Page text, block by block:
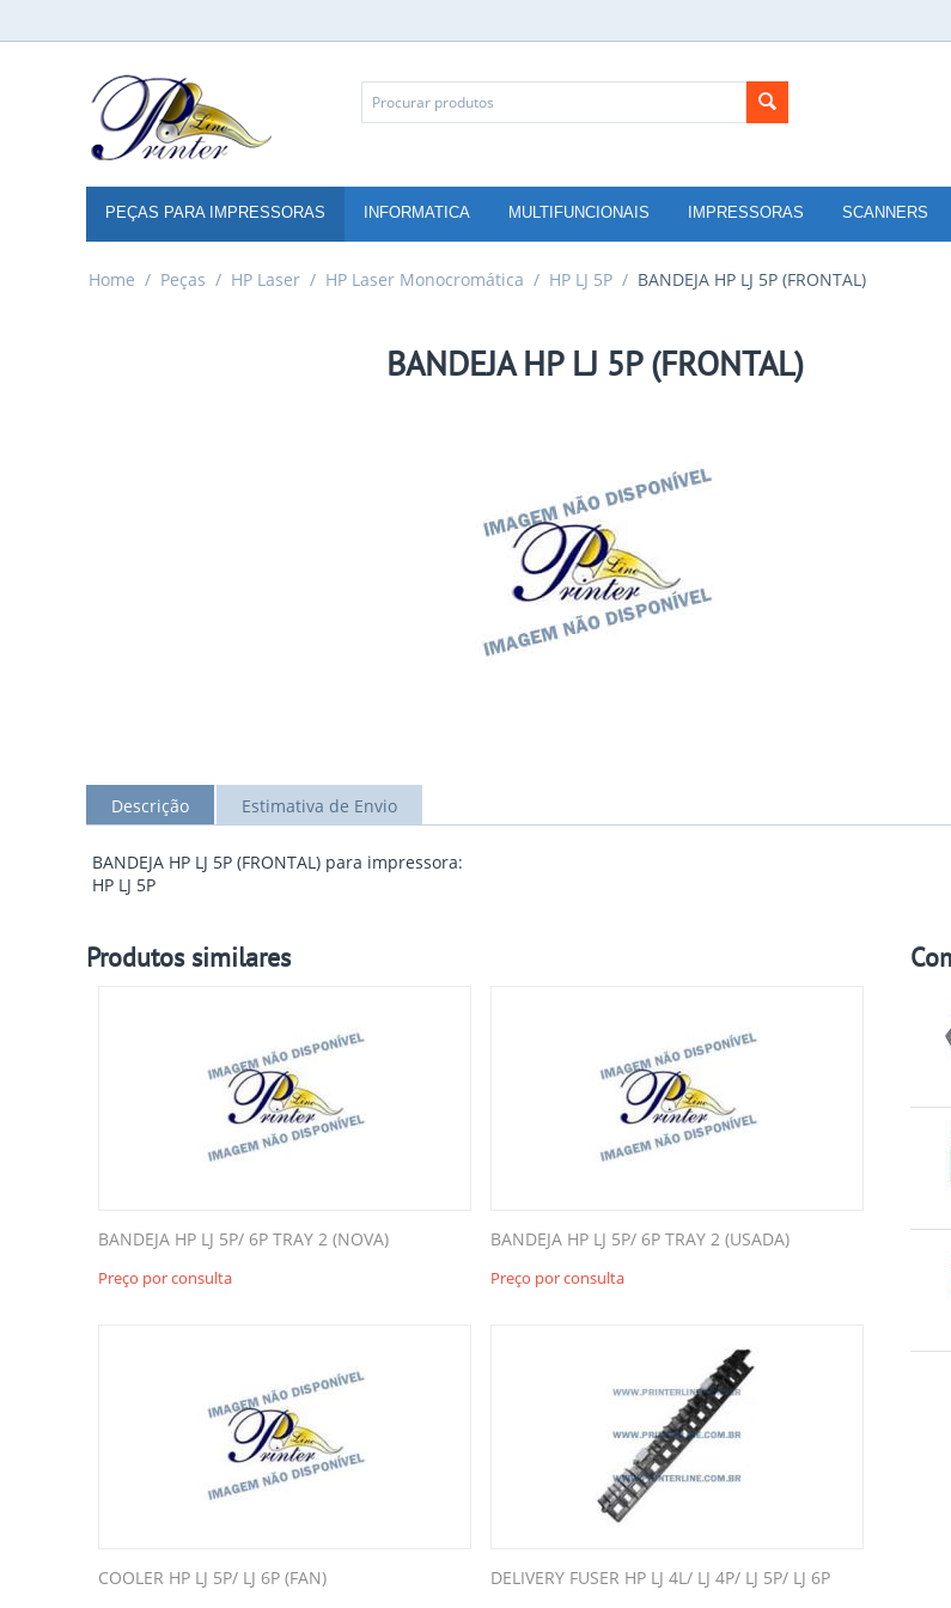
PEÇAS PARA IMPRESSORAS INFORMATICA MULTIFUNCIONAIS IMPRESSORAS SCANNERS
Home / Peças / HP Laser / HP Laser Monocromática / HP LJ 5P / BANDEJA HP LJ 5P (FRONTAL)
BANDEJA HP LJ 5P (FRONTAL)
Descrição Estimativa de Envio
BANDEJA HP LJ 5P (FRONTAL) para impressora:
HP LJ 5P
Produtos similares
BANDEJA HP LJ 5P/ 6P TRAY 2 (NOVA)
Preço por consulta
BANDEJA HP LJ 5P/ 6P TRAY 2 (USADA)
Preço por consulta
COOLER HP LJ 5P/ LJ 6P (FAN) DELIVERY FUSER HP LJ 4L/ LJ 4P/ LJ 5P/ LJ 6P